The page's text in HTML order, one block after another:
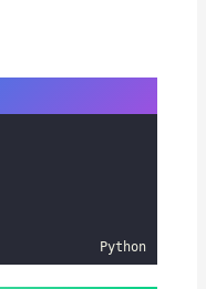
Python